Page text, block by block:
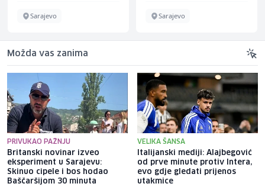
Sarajevo Sarajevo
Možda vas zanima
PRIVUKAO PAŽNJU
Britanski novinar izveo
eksperiment u Sarajevu:
Skinuo cipele i bos hodao
Baščaršijom 30 minuta
VELIKA ŠANSA
Italijanski mediji: Alajbegović
od prve minute protiv Intera,
evo gdje gledati prijenos
utakmice